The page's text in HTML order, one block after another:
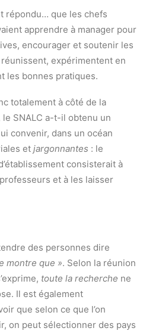
répondu… que les chefs
apprendre à manager pour
encourager et soutenir les
expérimentent en
les bonnes pratiques.
totalement à côté de la
SNALC a-t-il obtenu un
convenir, dans un océan
et jargonnantes : le
consisterait à
et à les laisser
des personnes dire
montre que ». Selon la réunion
toute la recherche ne
Il est également
que selon ce que l’on
on peut sélectionner des pays